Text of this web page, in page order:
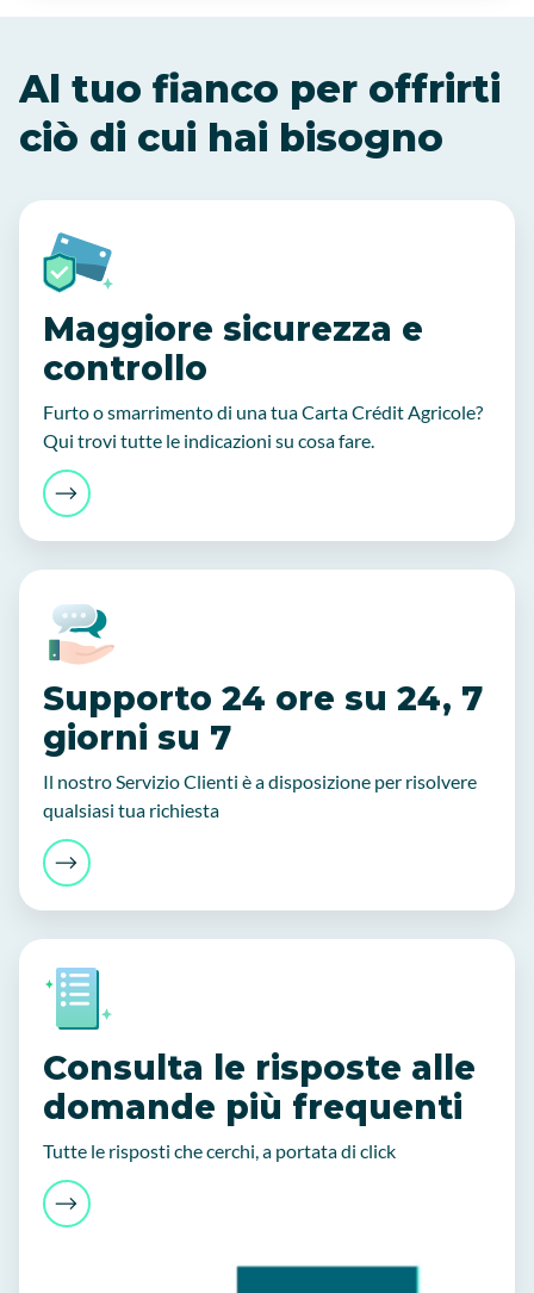
Al tuo fianco per offrirti
ciò di cui hai bisogno
Maggiore sicurezza e
controllo
Furto o smarrimento di una tua Carta Crédit Agricole?
Qui trovi tutte le indicazioni su cosa fare.
‍Supporto 24 ore su 24, 7
giorni su 7
Il nostro Servizio Clienti è a disposizione per risolvere
qualsiasi tua richiesta
Consulta le risposte alle
domande più frequenti
Tutte le risposti che cerchi, a portata di click